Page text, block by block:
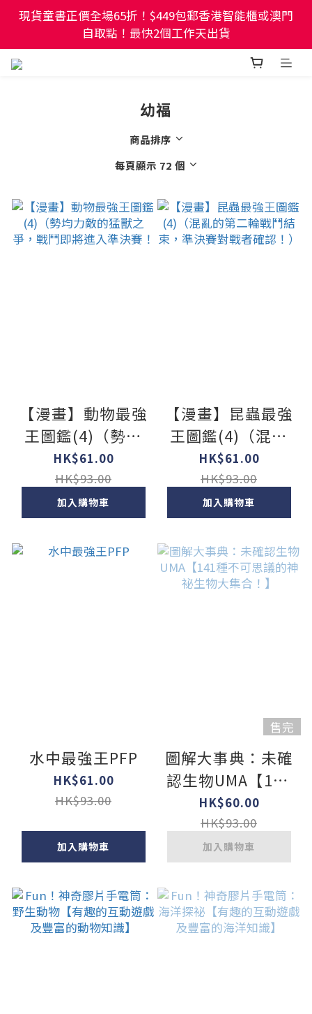
現貨童書正價全場65折！$449包郵香港智能櫃或澳門
自取點！最快2個工作天出貨
現貨童書正價全場65折！$449包郵香港智能櫃或澳門
自取點！最快2個工作天出貨
幼稚園及小學試卷/練習📚任選3件85折🌟5件75折
現貨童書正價全場65折！$449包郵香港智能櫃或澳門
自取點！最快2個工作天出貨
幼福
商品排序
每頁顯示 72 個
【漫畫】動物最強
王圖鑑(4)（勢均
力敵的猛獸之爭，
戰鬥即將進入準決
賽！
HK$61.00
HK$93.00
加入購物車
【漫畫】昆蟲最強
王圖鑑(4)（混亂
的第二輪戰鬥結
束，準決賽對戰者
確認！）
HK$61.00
HK$93.00
加入購物車
水中最強王PFP
HK$61.00
HK$93.00
加入購物車
售完
圖解大事典：未確
認生物UMA【141
種不可思議的神祕
生物大集合！】
HK$60.00
HK$93.00
加入購物車